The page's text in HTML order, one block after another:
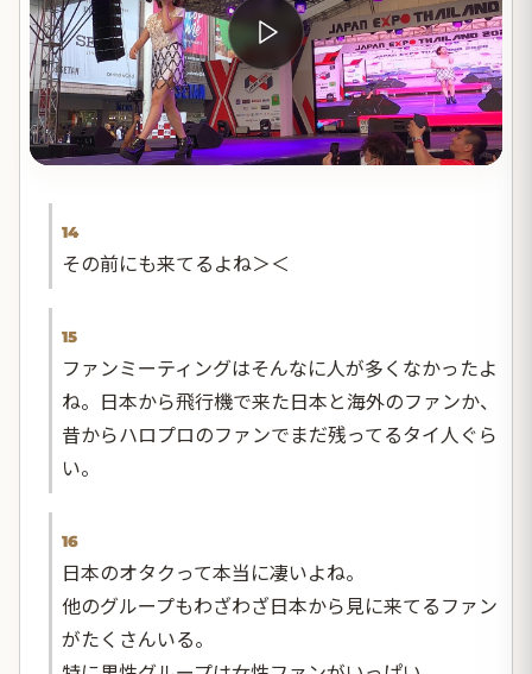
14
その前にも来てるよね＞＜
15
ファンミーティングはそんなに人が多くなかったよ
ね。日本から飛行機で来た日本と海外のファンか、
昔からハロプロのファンでまだ残ってるタイ人ぐら
い。
16
日本のオタクって本当に凄いよね。
他のグループもわざわざ日本から見に来てるファン
がたくさんいる。